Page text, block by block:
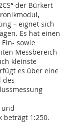
der Bürkert
– eignet sich
Es hat einen
sowie
Messbereich
kleinste
es über eine
des
beträgt 1:250.